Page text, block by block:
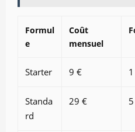
Formul
e
Coût
mensuel
Starter 9 €
Standa
rd
29 €